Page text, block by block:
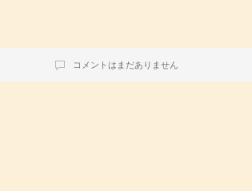
コメントはまだありません